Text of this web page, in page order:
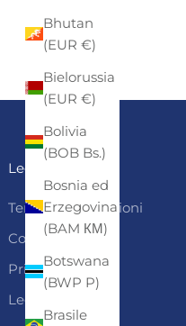
Bhutan
(EUR €)
Bielorussia
(EUR €)
Bolivia
(BOB Bs.)
Bosnia ed
Erzegovina
(BAM КМ)
Botswana
(BWP P)
Brasile
Legali
Termini e condizioni
Cookie Policy
Privacy
Legal Notice